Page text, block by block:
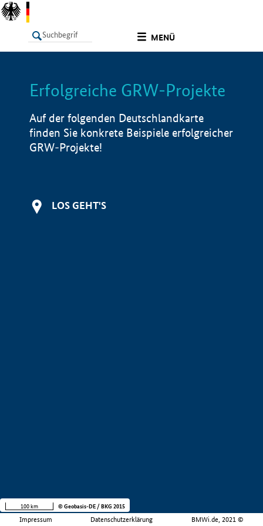
MENÜ
LISTE Info
Erfolgreiche GRW-Projekte
Auf der folgenden Deutschlandkarte
finden Sie konkrete Beispiele erfolgreicher
GRW-Projekte!
LOS GEHT'S
Impressum Datenschutzerklärung BMWi.de, 2021 ©
100 km © Geobasis-DE / BKG 2015